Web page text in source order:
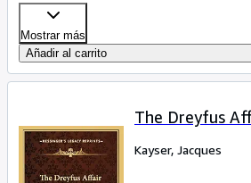
Mostrar más
Añadir al carrito
The Dreyfus
Kayser, Jacques